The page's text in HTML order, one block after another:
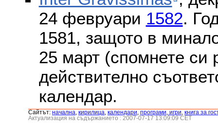
24 февруари 1582.
1581, защото в
25 март (спомнете си
действително
календар.
Сайтът: началнa, кирилица, календари, програми, игри, книга за
Актуализация на съдържанието : 2007-07-17 13:09:09 CET